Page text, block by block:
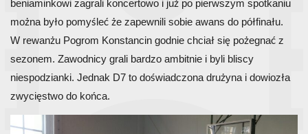
beniaminkowi zagrali koncertowo i już po pierwszym spotkaniu
można było pomyśleć że zapewnili sobie awans do półfinału.
W rewanżu Pogrom Konstancin godnie chciał się pożegnać z
sezonem. Zawodnicy grali bardzo ambitnie i byli bliscy
niespodzianki. Jednak D7 to doświadczona drużyna i dowiozła
zwycięstwo do końca.